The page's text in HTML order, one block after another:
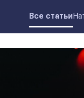
Все статьи